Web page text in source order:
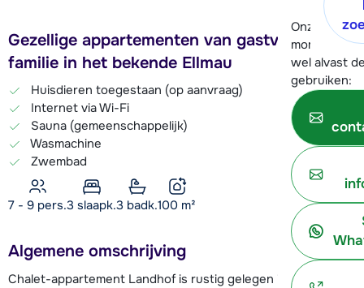
Onze
moment
wel alvast
gebruiken:
Gezellige appartementen van gastvrije
familie in het bekende Ellmau
Huisdieren toegestaan (op aanvraag)
Internet via Wi-Fi
Sauna (gemeenschappelijk)
Wasmachine
Zwembad
7 - 9 pers.3 slaapk.3 badk.100 m²
Algemene omschrijving
Chalet-appartement Landhof is rustig gelegen in Ellmau, op